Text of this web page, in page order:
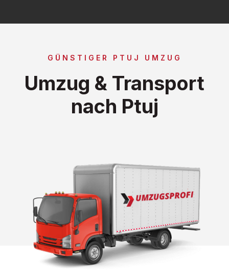
GÜNSTIGER PTUJ UMZUG
Umzug & Transport
nach Ptuj